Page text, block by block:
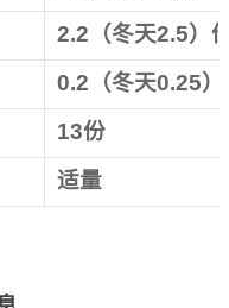
2.2 （冬天2.5）
0.2 （冬天0.25
13份
适量